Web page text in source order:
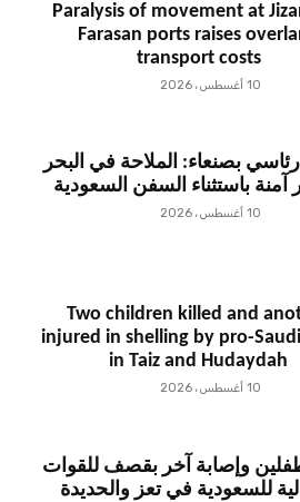
Paralysis of movement at
Farasan ports raises
transport costs
10 أغسطس، 2026
بصنعاء: الملاحة في البحر
آمنة باستثناء السفن السعودية
10 أغسطس، 2026
Two children killed and
injured in shelling by pro-
in Taiz and Hudaydah
10 أغسطس، 2026
وإصابة آخر بقصف للقوات
للسعودية في تعز والحديدة